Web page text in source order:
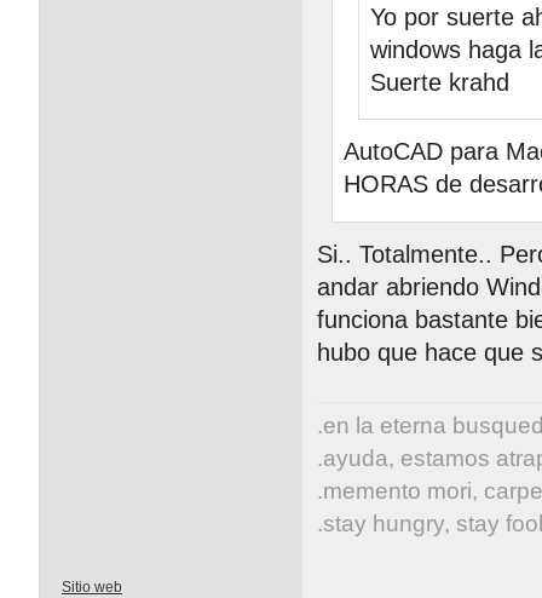
Yo por suerte
windows haga
Suerte krahd
AutoCAD para
HORAS de
Si.. Totalmente..
andar abriendo
funciona bastante
hubo que hace que
.en la eterna
.ayuda, estamos
.memento mori,
.stay hungry, stay
Sitio web